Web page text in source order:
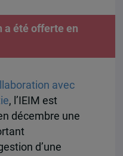
a été offerte en
avec
, l’IEIM est
décembre une
d’une